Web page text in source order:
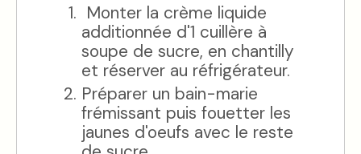
Monter la crème liquide
additionnée d'1 cuillère à
soupe de sucre, en chantilly
et réserver au réfrigérateur.
Préparer un bain-marie
frémissant puis fouetter les
jaunes d'oeufs avec le reste